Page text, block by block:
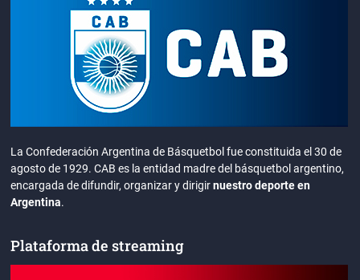
La Confederación Argentina de Básquetbol fue constituida el 30 de
agosto de 1929. CAB es la entidad madre del básquetbol argentino,
encargada de difundir, organizar y dirigirnuestro deporte en
Argentina.
Plataforma de streaming